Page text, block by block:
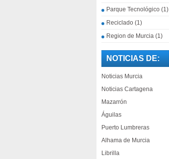
Parque Tecnológico (1)
Reciclado (1)
Region de Murcia (1)
NOTICIAS DE:
Noticias Murcia
Noticias Cartagena
Mazarrón
Águilas
Puerto Lumbreras
Alhama de Murcia
Librilla